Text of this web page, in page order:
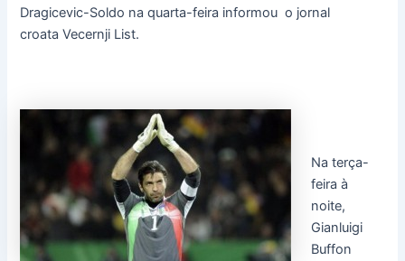
Dragicevic-Soldo na quarta-feira informou o jornal
croata Vecernji List.
Na terça-
feira à
noite,
Gianluigi
Buffon